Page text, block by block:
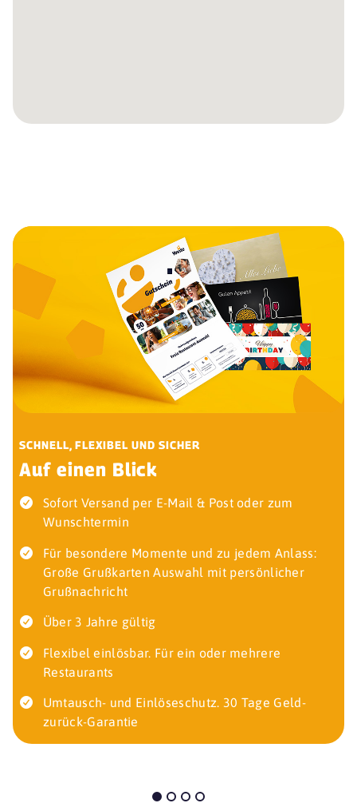
SCHNELL, FLEXIBEL UND SICHER
Auf einen Blick
Sofort Versand per E-Mail & Post oder zum
Wunschtermin
Für besondere Momente und zu jedem Anlass:
Große Grußkarten Auswahl mit persönlicher
Grußnachricht
Über 3 Jahre gültig
Flexibel einlösbar. Für ein oder mehrere
Restaurants
Umtausch- und Einlöseschutz. 30 Tage Geld-
zurück-Garantie